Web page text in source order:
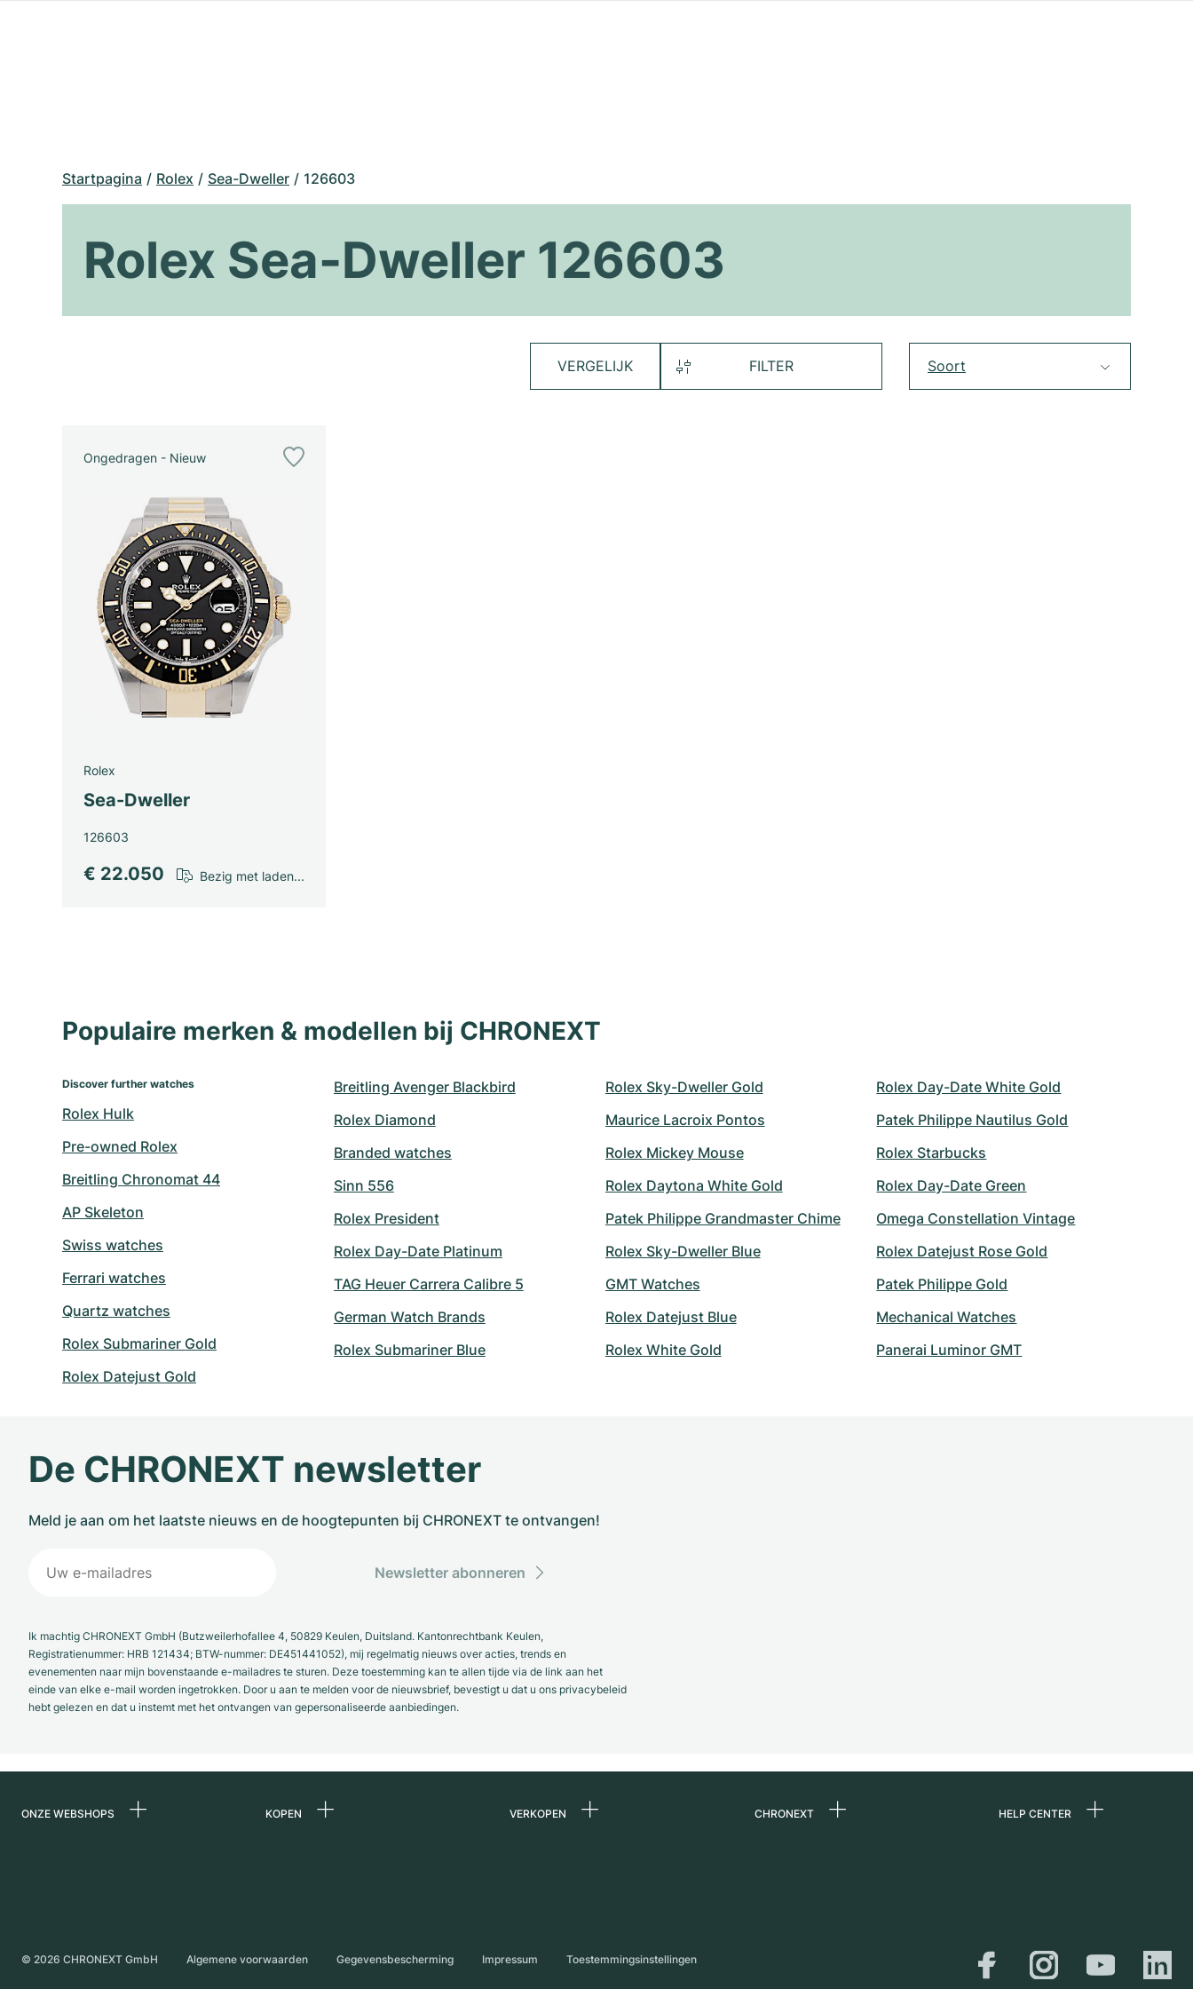
Startpagina Rolex Sea-Dweller 126603
Rolex Sea-Dweller 126603
VERGELIJK FILTER Soort
Ongedragen - Nieuw
Rolex
Sea-Dweller
126603
€ 22.050 Bezig met laden...
Populaire merken & modellen bij CHRONEXT
Discover further watches
Rolex Hulk
Pre-owned Rolex
Breitling Chronomat 44
AP Skeleton
Swiss watches
Ferrari watches
Quartz watches
Rolex Submariner Gold
Rolex Datejust Gold
Breitling Avenger Blackbird
Rolex Diamond
Branded watches
Sinn 556
Rolex President
Rolex Day-Date Platinum
TAG Heuer Carrera Calibre 5
German Watch Brands
Rolex Submariner Blue
Rolex Sky-Dweller Gold
Maurice Lacroix Pontos
Rolex Mickey Mouse
Rolex Daytona White Gold
Patek Philippe Grandmaster Chime
Rolex Sky-Dweller Blue
GMT Watches
Rolex Datejust Blue
Rolex White Gold
Rolex Day-Date White Gold
Patek Philippe Nautilus Gold
Rolex Starbucks
Rolex Day-Date Green
Omega Constellation Vintage
Rolex Datejust Rose Gold
Patek Philippe Gold
Mechanical Watches
Panerai Luminor GMT
De CHRONEXT newsletter
Meld je aan om het laatste nieuws en de hoogtepunten bij CHRONEXT te ontvangen!
Newsletter abonneren
Ik machtig CHRONEXT GmbH (Butzweilerhofallee 4, 50829 Keulen, Duitsland. Kantonrechtbank Keulen,
Registratienummer: HRB 121434; BTW-nummer: DE451441052), mij regelmatig nieuws over acties, trends en
evenementen naar mijn bovenstaande e-mailadres te sturen. Deze toestemming kan te allen tijde via de link aan het
einde van elke e-mail worden ingetrokken. Door u aan te melden voor de nieuwsbrief, bevestigt u dat u ons privacybeleid
hebt gelezen en dat u instemt met het ontvangen van gepersonaliseerde aanbiedingen.
ONZE WEBSHOPS KOPEN VERKOPEN CHRONEXT HELP CENTER
Verzending &
© 2026 CHRONEXT GmbH Algemene voorwaarden Gegevensbescherming Impressum Toestemmingsinstellingen